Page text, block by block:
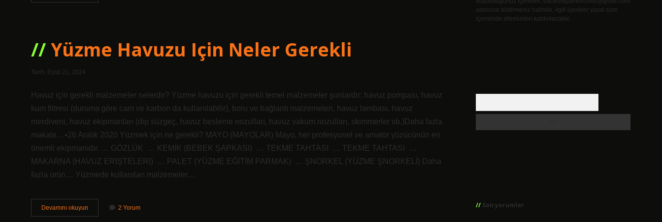
Nasıl
Yüzme Havuzu Için Neler Gerekli
Tarih: Eylül 21, 2024
Havuz için gerekli malzemeler nelerdir? Yüzme havuzu için gerekli temel malzemeler şunlardır: havuz pompası, havuz
kum filtresi (duruma göre cam ve karbon da kullanılabilir), boru ve bağlantı malzemeleri, havuz lambası, havuz
merdiveni, havuz ekipmanları (dip süzgeç, havuz besleme nozulları, havuz vakum nozulları, skimmerler vb.)Daha fazla
makale…•26 Aralık 2020 Yüzmek için ne gerekli? MAYO (MAYOLAR) Mayo, her profesyonel ve amatör yüzücünün en
önemli ekipmanıdır. … GÖZLÜK ​ … KEMİK (BEBEK ŞAPKASI) ​ … TEKME TAHTASI ​ … TEKME TAHTASI ​ …
MAKARNA (HAVUZ ERİŞTELERİ) ​ … PALET (YÜZME EĞİTİM PARMAK) ​ … ŞNORKEL (YÜZME ŞNORKELİ) ​Daha
fazla ürün… Yüzmede kullanılan malzemeler…
Devamını okuyun
Havuzu
2 Yorum
adresine bildirmeniz halinde, ilgili içerikler yasal süre
içerisinde sitemizden kaldırılacaktır.
Son yorumlar